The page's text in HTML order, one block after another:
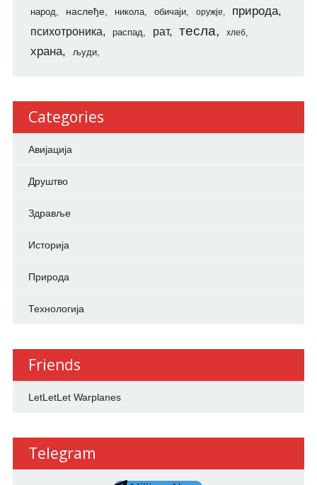
народ наслеђе никола обичаји оружје природа
психотроника распад рат тесла хлеб
храна људи
Categories
Авијација
Друштво
Здравље
Историја
Природа
Технологија
Friends
LetLetLet Warplanes
Telegram